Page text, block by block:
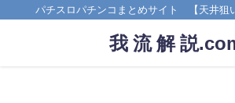
パチスロパチンコまとめサイト 【天井狙
我 流 解 説